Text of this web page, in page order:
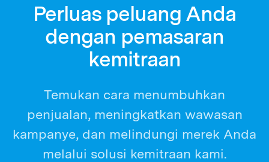
Perluas peluang Anda
dengan pemasaran
kemitraan
Temukan cara menumbuhkan
penjualan, meningkatkan wawasan
kampanye, dan melindungi merek Anda
melalui solusi kemitraan kami.